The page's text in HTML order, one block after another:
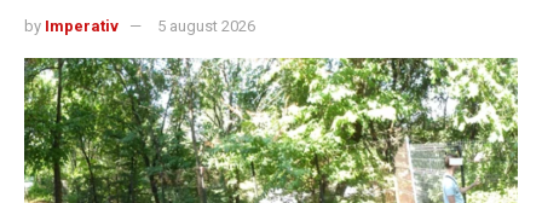
by Imperativ 5 august 2026